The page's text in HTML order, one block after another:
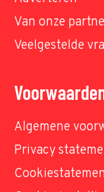
Van onze
Veelgestelde
Algemene
Privacy